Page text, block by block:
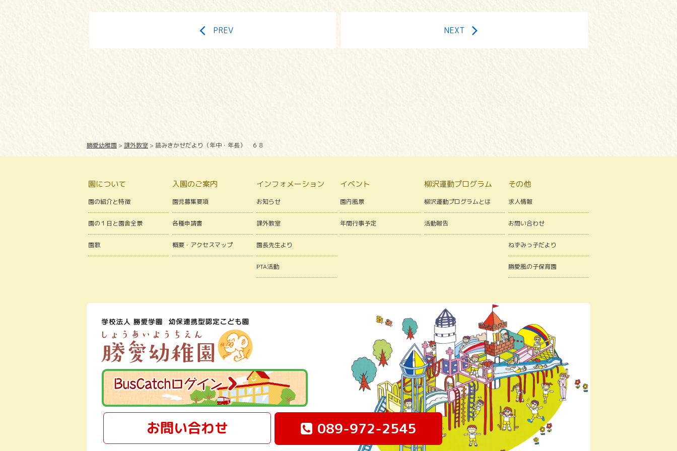
PREV NEXT
勝愛幼稚園 > 課外教室 > 読みきかせだより（年中・年長） ６８
園について
園の紹介と特徴
園の１日と園舎全景
園歌
入園のご案内
園児募集要項
各種申請書
概要・アクセスマップ
インフォメーション
お知らせ
課外教室
園長先生より
PTA活動
イベント
園内風景
年間行事予定
柳沢運動プログラム
柳沢運動プログラムとは
活動報告
その他
求人情報
お問い合わせ
ねずみっ子だより
勝愛風の子保育園
お問い合わせ 089-972-2545